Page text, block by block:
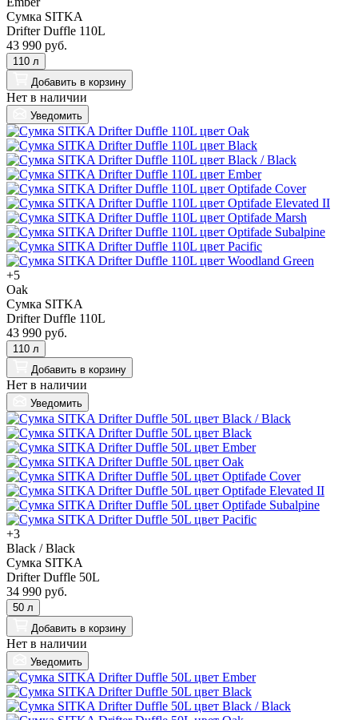
Сумка SITKA
Drifter Duffle 110L
43 990 руб.
110 л
Добавить в корзину
Нет в наличии
Уведомить
+5
Oak
Сумка SITKA
Drifter Duffle 110L
43 990 руб.
110 л
Добавить в корзину
Нет в наличии
Уведомить
+3
Black / Black
Сумка SITKA
Drifter Duffle 50L
34 990 руб.
50 л
Добавить в корзину
Нет в наличии
Уведомить